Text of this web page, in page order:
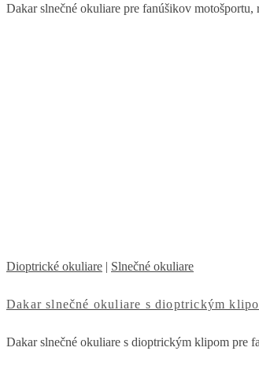
Dakar slnečné okuliare pre fanúšikov
Dioptrické okuliare | Slnečné okuliare
Dakar slnečné okuliare s dioptrickým
Dakar slnečné okuliare s dioptrickým klipom pre